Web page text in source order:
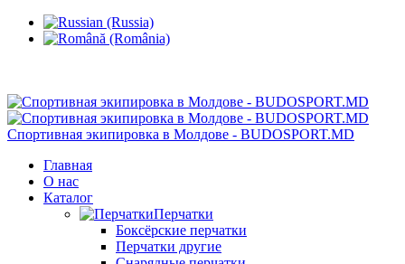
Спортивная экипировка в Молдове - BUDOSPORT.MD
Главная
О нас
Каталог
Перчатки
Боксёрские перчатки
Перчатки другие